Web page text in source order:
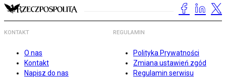
KONTAKT
O nas
Kontakt
Napisz do nas
REGULAMIN
Polityka Prywatności
Zmiana ustawień zgód
Regulamin serwisu